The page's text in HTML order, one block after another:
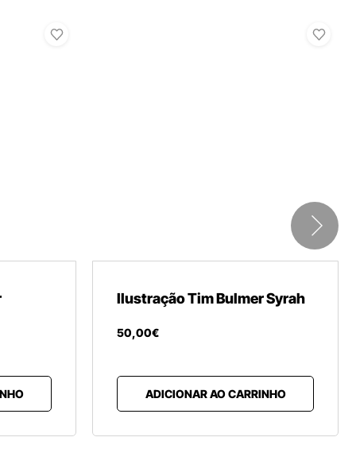
Ilustração Tim Bulmer Syrah
50,00€
ADICIONAR AO CARRINHO